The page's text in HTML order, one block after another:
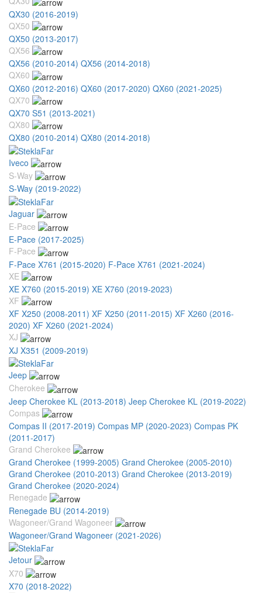
QX30 (2016-2019)
QX50
QX50 (2013-2017)
QX56
QX56 (2010-2014) QX56 (2014-2018)
QX60
QX60 (2012-2016) QX60 (2017-2020) QX60 (2021-2025)
QX70
QX70 S51 (2013-2021)
QX80
QX80 (2010-2014) QX80 (2014-2018)
Iveco
S-Way
S-Way (2019-2022)
Jaguar
E-Pace
E-Pace (2017-2025)
F-Pace
F-Pace X761 (2015-2020) F-Pace X761 (2021-2024)
XE
XE X760 (2015-2019) XE X760 (2019-2023)
XF
XF X250 (2008-2011) XF X250 (2011-2015) XF X260 (2016-
2020) XF X260 (2021-2024)
XJ
XJ X351 (2009-2019)
Jeep
Cherokee
Jeep Cherokee KL (2013-2018) Jeep Cherokee KL (2019-2022)
Compas
Compas II (2017-2019) Compas MP (2020-2023) Compas PK
(2011-2017)
Grand Cherokee
Grand Cherokee (1999-2005) Grand Cherokee (2005-2010)
Grand Cherokee (2010-2013) Grand Cherokee (2013-2019)
Grand Cherokee (2020-2024)
Renegade
Renegade BU (2014-2019)
Wagoneer/Grand Wagoneer
Wagoneer/Grand Wagoneer (2021-2026)
Jetour
X70
X70 (2018-2022)